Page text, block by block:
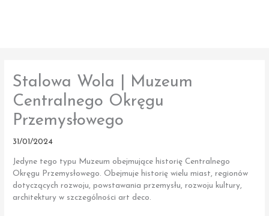
Stalowa Wola | Muzeum
Centralnego Okręgu
Przemysłowego
31/01/2024
Jedyne tego typu Muzeum obejmujące historię Centralnego
Okręgu Przemysłowego. Obejmuje historię wielu miast, regionów
dotyczących rozwoju, powstawania przemysłu, rozwoju kultury,
architektury w szczególności art deco.